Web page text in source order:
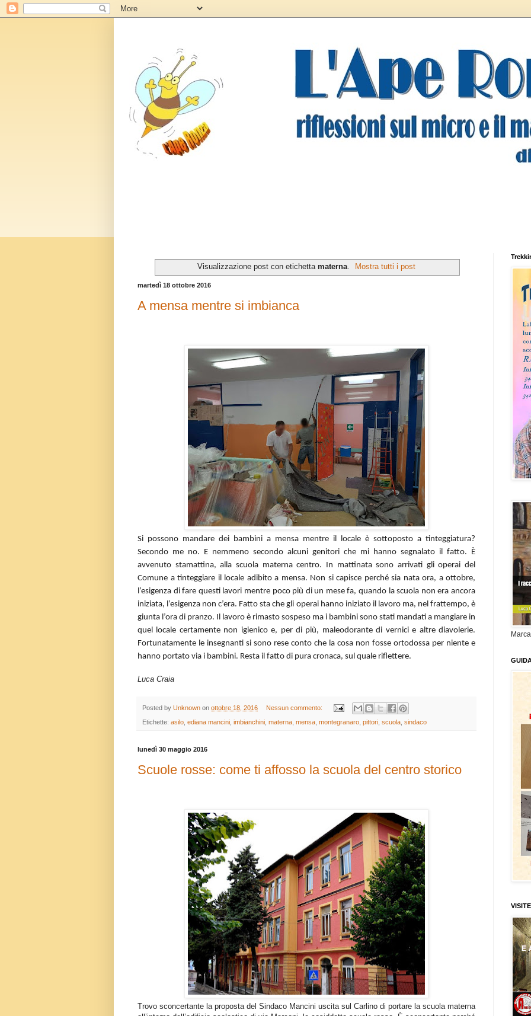
Visualizzazione post con etichetta materna. Mostra tutti i post
martedì 18 ottobre 2016
A mensa mentre si imbianca
Si possono mandare dei bambini a mensa mentre il locale è sottoposto a tinteggiatura?
Secondo me no. E nemmeno secondo alcuni genitori che mi hanno segnalato il fatto. È
avvenuto stamattina, alla scuola materna centro. In mattinata sono arrivati gli operai del
Comune a tinteggiare il locale adibito a mensa. Non si capisce perché sia nata ora, a ottobre,
l’esigenza di fare questi lavori mentre poco più di un mese fa, quando la scuola non era ancora
iniziata, l’esigenza non c’era. Fatto sta che gli operai hanno iniziato il lavoro ma, nel frattempo, è
giunta l’ora di pranzo. Il lavoro è rimasto sospeso ma i bambini sono stati mandati a mangiare in
quel locale certamente non igienico e, per di più, maleodorante di vernici e altre diavolerie.
Fortunatamente le insegnanti si sono rese conto che la cosa non fosse ortodossa per niente e
hanno portato via i bambini. Resta il fatto di pura cronaca, sul quale riflettere.
Luca Craia
Posted by Unknown on ottobre 18, 2016 Nessun commento:
Etichette: asilo ediana mancini imbianchini materna mensa montegranaro pittori scuola sindaco
lunedì 30 maggio 2016
Scuole rosse: come ti affosso la scuola del centro storico
Trovo sconcertante la proposta del Sindaco Mancini uscita sul Carlino di portare la scuola materna
Marca
VISITE